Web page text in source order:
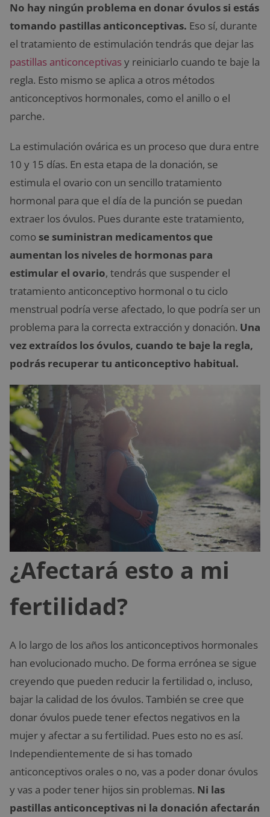
No hay ningún problema en donar óvulos si estás
tomando pastillas anticonceptivas. Eso sí, durante
el tratamiento de estimulación tendrás que dejar las
pastillas anticonceptivasy reiniciarlo cuando te baje la
regla. Esto mismo se aplica a otros métodos
anticonceptivos hormonales, como el anillo o el
parche.
La estimulación ovárica es un proceso que dura entre
10 y 15 días. En esta etapa de la donación, se
estimula el ovario con un sencillo tratamiento
hormonal para que el día de la punción se puedan
extraer los óvulos. Pues durante este tratamiento,
como se suministran medicamentos que
aumentan los niveles de hormonas para
estimular el ovario, tendrás que suspender el
tratamiento anticonceptivo hormonal o tu ciclo
menstrual podría verse afectado, lo que podría ser un
problema para la correcta extracción y donación. Una
vez extraídos los óvulos, cuando te baje la regla,
podrás recuperar tu anticonceptivo habitual.
¿Afectará esto a mi
fertilidad?
A lo largo de los años los anticonceptivos hormonales
han evolucionado mucho. De forma errónea se sigue
creyendo que pueden reducir la fertilidad o, incluso,
bajar la calidad de los óvulos. También se cree que
donar óvulos puede tener efectos negativos en la
mujer y afectar a su fertilidad. Pues esto no es así.
Independientemente de si has tomado
anticonceptivos orales o no, vas a poder donar óvulos
y vas a poder tener hijos sin problemas. Ni las
pastillas anticonceptivas ni la donación afectarán